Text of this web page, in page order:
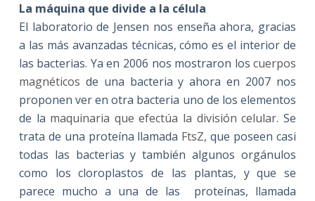
La máquina que divide a la célula
El laboratorio de Jensen nos enseña ahora, gracias
a las más avanzadas técnicas, cómo es el interior de
las bacterias. Ya en 2006 nos mostraron loscuerpos
magnéticos de una bacteria y ahora en 2007 nos
proponen ver en otra bacteria uno de los elementos
de la maquinaria que efectúa la división celular. Se
trata de una proteína llamada FtsZ, que poseen casi
todas las bacterias y también algunos orgánulos
como los cloroplastos de las plantas, y que se
parece mucho a una de las proteínas, llamada